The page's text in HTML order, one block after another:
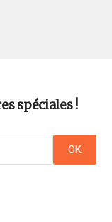
spéciales !